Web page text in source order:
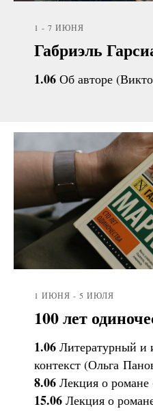
1 - 7 ИЮНЯ
Габриэль
1.06 Об авторе
1 ИЮНЯ - 5 ИЮЛЯ
100 лет
1.06 Литературный и
контекст (Ольга
8.06 Лекция о
15.06 Лекция о